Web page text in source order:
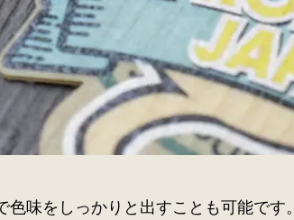
色味をしっかりと出すことも可能です。